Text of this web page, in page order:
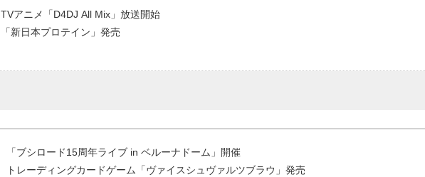
TVアニメ「D4DJ All Mix」放送開始
「新日本プロテイン」発売
「ブシロード15周年ライブ in ベルーナドーム」開催
トレーディングカードゲーム「ヴァイスシュヴァルツブラウ」発売